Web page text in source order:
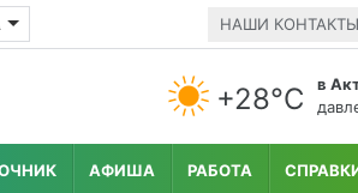
НАШИ КОНТАКТЫ
+28°С в
АФИША РАБОТА